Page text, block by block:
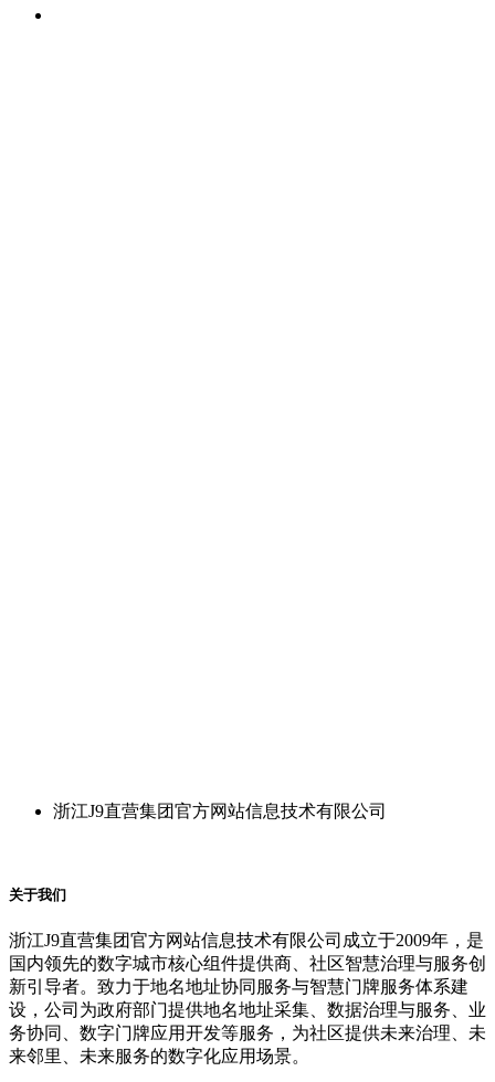
浙江J9直营集团官方网站信息技术有限公司
关于我们
浙江J9直营集团官方网站信息技术有限公司成立于2009年，是
国内领先的数字城市核心组件提供商、社区智慧治理与服务创
新引导者。致力于地名地址协同服务与智慧门牌服务体系建
设，公司为政府部门提供地名地址采集、数据治理与服务、业
务协同、数字门牌应用开发等服务，为社区提供未来治理、未
来邻里、未来服务的数字化应用场景。